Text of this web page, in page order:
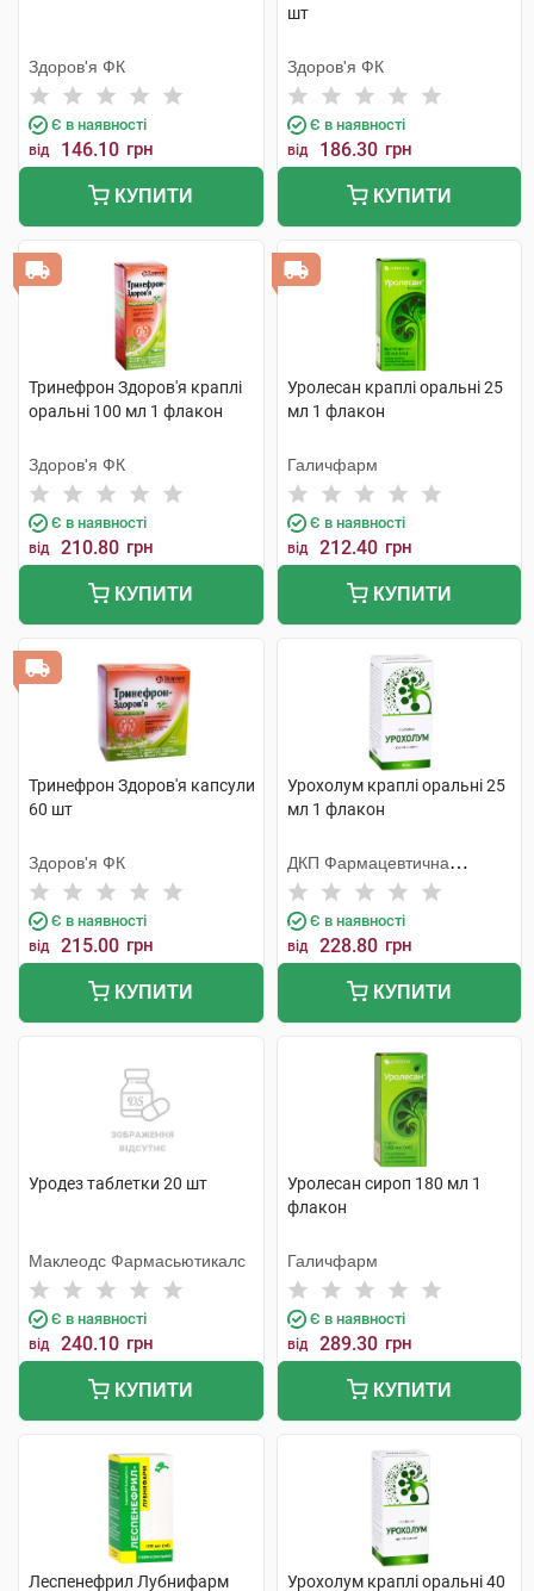
Здоров'я ФК
Є в наявності
від 146.10 грн
КУПИТИ
шт
Здоров'я ФК
Є в наявності
від 186.30 грн
КУПИТИ
Тринефрон Здоров'я краплі
оральні 100 мл 1 флакон
Здоров'я ФК
Є в наявності
від 210.80 грн
КУПИТИ
Уролесан краплі оральні 25
мл 1 флакон
Галичфарм
Є в наявності
від 212.40 грн
КУПИТИ
Тринефрон Здоров'я капсули
60 шт
Здоров'я ФК
Є в наявності
від 215.00 грн
КУПИТИ
Урохолум краплі оральні 25
мл 1 флакон
ДКП Фармацевтична
фабрика
Є в наявності
від 228.80 грн
КУПИТИ
Уродез таблетки 20 шт
Маклеодс Фармасьютикалс
Є в наявності
від 240.10 грн
КУПИТИ
Уролесан сироп 180 мл 1
флакон
Галичфарм
Є в наявності
від 289.30 грн
КУПИТИ
Леспенефрил Лубнифарм Урохолум краплі оральні 40